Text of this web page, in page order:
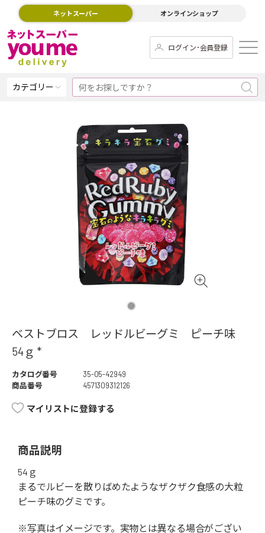
ネットスーパー オンラインショップ
ログイン･会員登録
カテゴリー
ベストブロス レッドルビーグミ ピーチ味
54ｇ *
カタログ番号
35-05-42949
商品番号
4571309312126
マイリストに登録する
商品説明
54ｇ
まるでルビーを散りばめたようなザクザク食感の大粒
ピーチ味のグミです。
※写真はイメージです。実物とは異なる場合がござい